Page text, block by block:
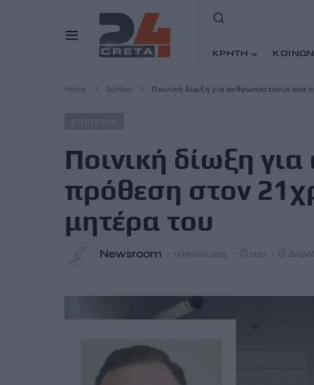
ΚΡΗΤΗ
Home Άρθρα Ποινική δίωξη για ανθρωποκτονία
Ποινική δίωξη
πρόθεση στον
μητέρα του
Newsroom 13 Μαΐου, 2025 12:27